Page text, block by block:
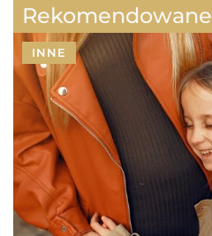
Rekomendowane
INNE